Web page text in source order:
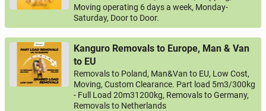
Moving operating 6 days a week, Monday-
Saturday, Door to Door.
Kanguro Removals to Europe, Man & Van
to EU
Removals to Poland, Man&Van to EU, Low Cost,
Moving, Custom Clearance. Part load 5m3/300kg
- Full Load 20m31200kg, Removals to Germany,
Removals to Netherlands